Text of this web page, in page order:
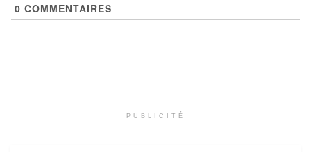
0 COMMENTAIRES
PUBLICITÉ